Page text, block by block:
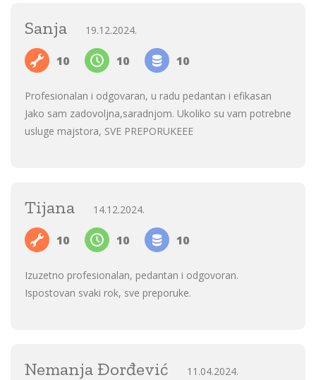
Sanja 19.12.2024.
10 10 10
Profesionalan i odgovaran, u radu pedantan i efikasan
Jako sam zadovoljna,saradnjom. Ukoliko su vam potrebne
usluge majstora, SVE PREPORUKEEE
Tijana 14.12.2024.
10 10 10
Izuzetno profesionalan, pedantan i odgovoran.
Ispostovan svaki rok, sve preporuke.
Nemanja Đorđević 11.04.2024.